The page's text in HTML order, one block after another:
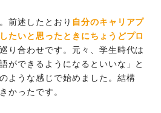
前述したとおり 自分のキャリアプ
たいと思ったときにちょうどプロ
り合わせです。元々、学生時代は
ができるようになるといいな」と
ような感じで始めました。結構
かったです。